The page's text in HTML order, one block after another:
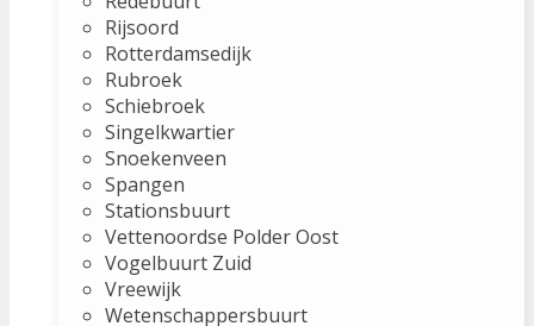
Rijsoord
Rotterdamsedijk
Rubroek
Schiebroek
Singelkwartier
Snoekenveen
Spangen
Stationsbuurt
Vettenoordse Polder Oost
Vogelbuurt Zuid
Vreewijk
Wetenschappersbuurt